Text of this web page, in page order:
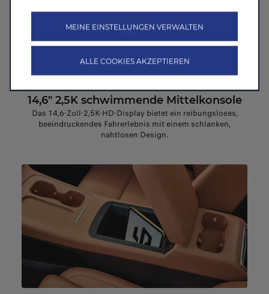
14,6" 2,5K schwimmende Mittelkonsole
Das 14,6-Zoll-2,5K-HD-Display bietet ein reibungsloses,
beeindruckendes Fahrerlebnis mit einem schlanken,
nahtlosen Design.
MEINE EINSTELLUNGEN VERWALTEN
ALLE COOKIES AKZEPTIEREN